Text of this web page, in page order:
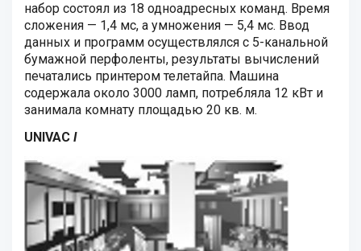
набор состоял из 18 одноадресных команд. Время
сложения — 1,4 мс, а умножения — 5,4 мс. Ввод
данных и программ осуществлялся с 5-канальной
бумажной перфоленты, результаты вычислений
печатались принтером телетайпа. Машина
содержала около 3000 ламп, потребляла 12 кВт и
занимала комнату площадью 20 кв. м.
UNIVAC I